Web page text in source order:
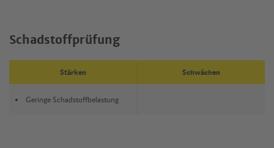
Schadstoffprüfung
Stärken Schwächen
Geringe Schadstoffbelastung